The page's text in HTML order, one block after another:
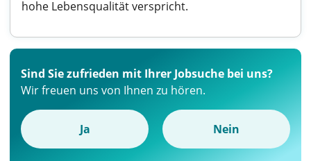
hohe Lebensqualität verspricht.
Sind Sie zufrieden mit Ihrer Jobsuche bei uns?
Wir freuen uns von Ihnen zu hören.
Ja Nein